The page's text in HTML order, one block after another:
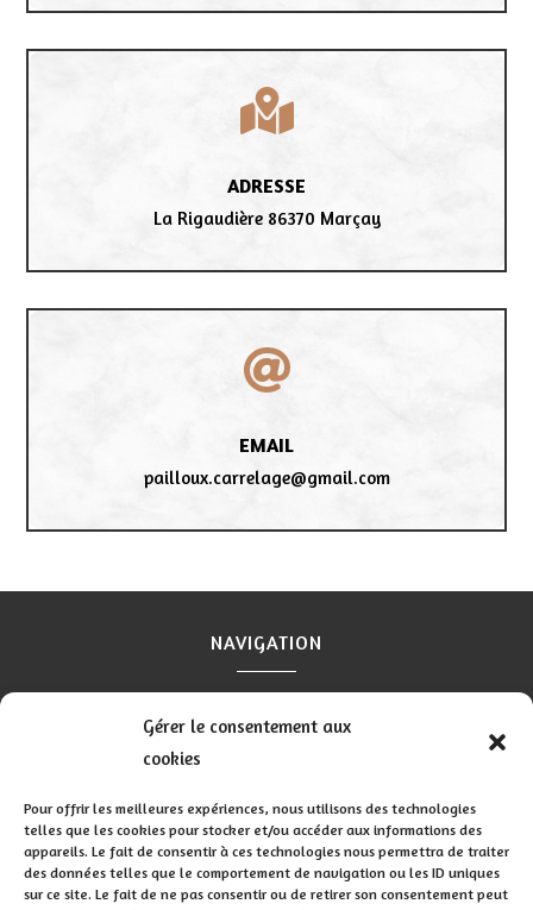
Gérer le consentement aux
cookies
Pour offrir les meilleures expériences, nous utilisons des technologies
telles que les cookies pour stocker et/ou accéder aux informations des
appareils. Le fait de consentir à ces technologies nous permettra de traiter
des données telles que le comportement de navigation ou les ID uniques
sur ce site. Le fait de ne pas consentir ou de retirer son consentement peut

ADRESSE
La Rigaudière 86370 Marçay

EMAIL
pailloux.carrelage@gmail.com
NAVIGATION
Contact
RÉALISATION